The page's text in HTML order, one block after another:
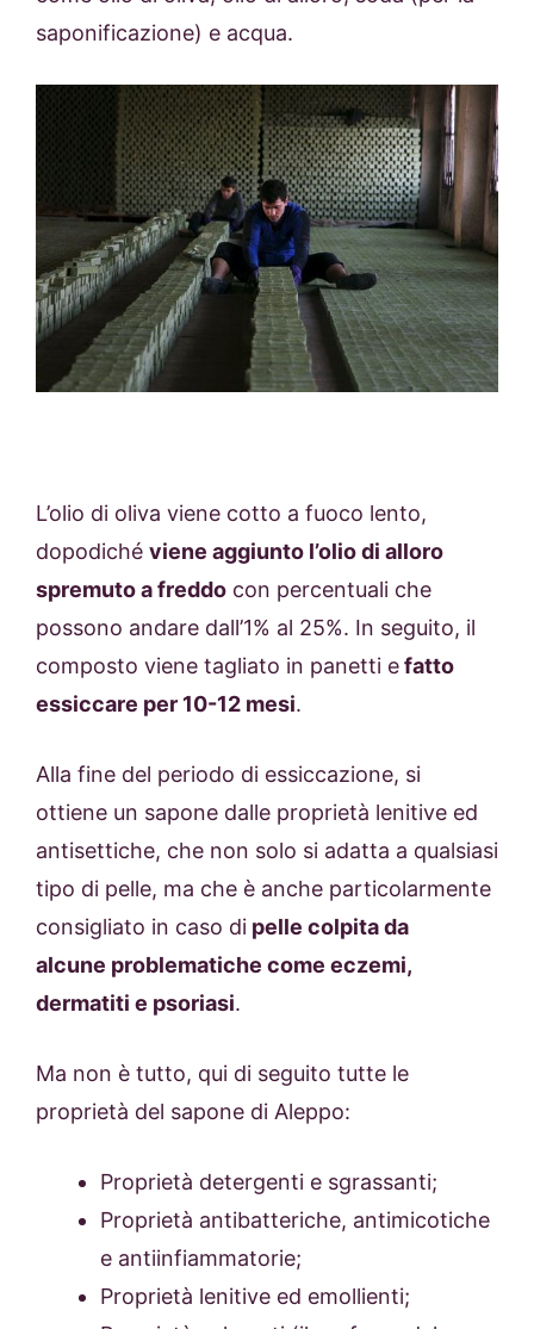
saponificazione) e acqua.
L’olio di oliva viene cotto a fuoco lento,
dopodiché viene aggiunto l’olio di alloro
spremuto a freddo con percentuali che
possono andare dall’1% al 25%. In seguito, il
composto viene tagliato in panetti efatto
essiccare per 10-12 mesi.
Alla fine del periodo di essiccazione, si
ottiene un sapone dalle proprietà lenitive ed
antisettiche, che non solo si adatta a qualsiasi
tipo di pelle, ma che è anche particolarmente
consigliato in caso di pelle colpita da
alcune problematiche come eczemi,
dermatiti e psoriasi.
Ma non è tutto, qui di seguito tutte le
proprietà del sapone di Aleppo:
Proprietà detergenti e sgrassanti;
Proprietà antibatteriche, antimicotiche
e antiinfiammatorie;
Proprietà lenitive ed emollienti;